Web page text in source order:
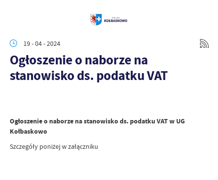
19 - 04 - 2024
Ogłoszenie o naborze na
stanowisko ds. podatku VAT
Ogłoszenie o naborze na stanowisko ds. podatku VAT w UG
Kołbaskowo
Szczegóły poniżej w załączniku